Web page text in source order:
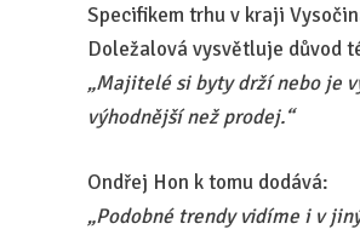
Specifikem trhu v kraji
Doležalová vysvětluje důvod
„Majitelé si byty drží nebo je
výhodnější než prodej.“
Ondřej Hon k tomu dodává:
„Podobné trendy vidíme i v